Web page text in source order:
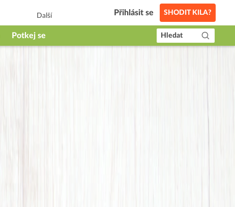
Další Přihlásit se SHODIT KILA?
Potkej se Hledat